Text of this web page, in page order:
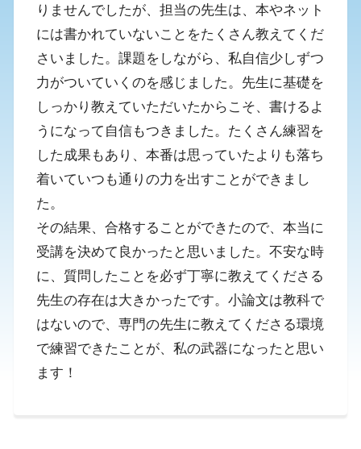
りませんでしたが、担当の先生は、本やネット
には書かれていないことをたくさん教えてくだ
さいました。課題をしながら、私自信少しずつ
力がついていくのを感じました。先生に基礎を
しっかり教えていただいたからこそ、書けるよ
うになって自信もつきました。たくさん練習を
した成果もあり、本番は思っていたよりも落ち
着いていつも通りの力を出すことができまし
た。
その結果、合格することができたので、本当に
受講を決めて良かったと思いました。不安な時
に、質問したことを必ず丁寧に教えてくださる
先生の存在は大きかったです。小論文は教科で
はないので、専門の先生に教えてくださる環境
で練習できたことが、私の武器になったと思い
ます！